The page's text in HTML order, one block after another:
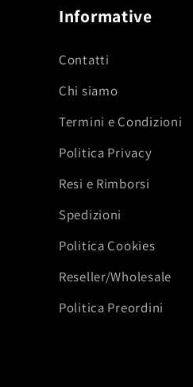
Informative
Contatti
Chi siamo
Termini e Condizioni
Politica Privacy
Resi e Rimborsi
Spedizioni
Politica Cookies
Reseller/Wholesale
Politica Preordini